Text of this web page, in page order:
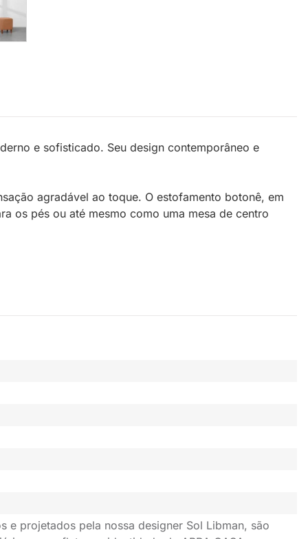
e sofisticado. Seu design contemporâneo e
agradável ao toque. O estofamento botonê, em
os pés ou até mesmo como uma mesa de centro
e projetados pela nossa designer Sol Libman, são